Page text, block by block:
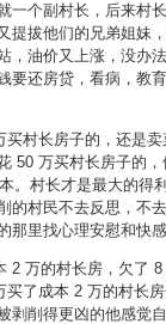
一个副村长，后来村
提拔他们的兄弟姐妹
，油价又上涨，没办
要还房贷，看病，教
买村长房子的，还是
50 万买村长房子的
。村长才是最大的得
的村民不去反思，不
那里找心理安慰和快感
2 万的村长房，欠了
买了成本 2 万的村长
剥削得更凶的他感觉